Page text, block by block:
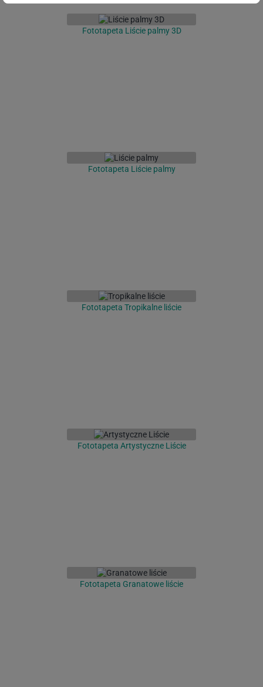
Fototapeta Liście palmy 3D
Fototapeta Liście palmy
Fototapeta Tropikalne liście
Fototapeta Artystyczne Liście
Fototapeta Granatowe liście